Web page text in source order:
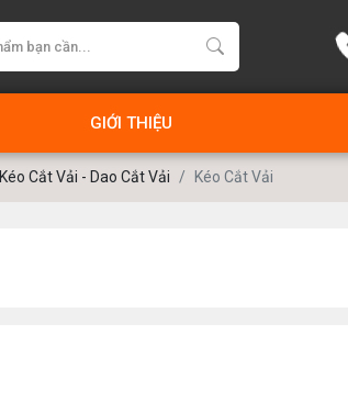
GIỚI THIỆU
Kéo Cắt Vải - Dao Cắt Vải Kéo Cắt Vải